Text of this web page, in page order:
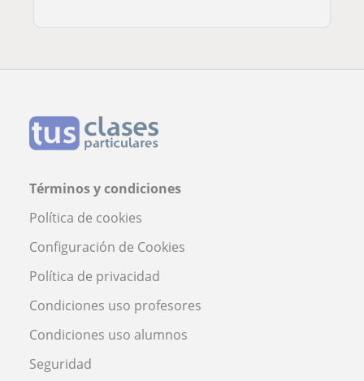
Términos y condiciones
Política de cookies
Configuración de Cookies
Política de privacidad
Condiciones uso profesores
Condiciones uso alumnos
Seguridad